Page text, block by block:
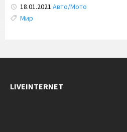
18.01.2021 Авто/Мото
Tags:
Мир
LIVEINTERNET